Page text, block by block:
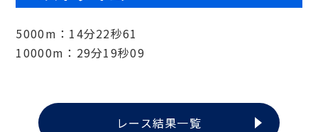
5000m：14分22秒61
10000m：29分19秒09
レース結果一覧